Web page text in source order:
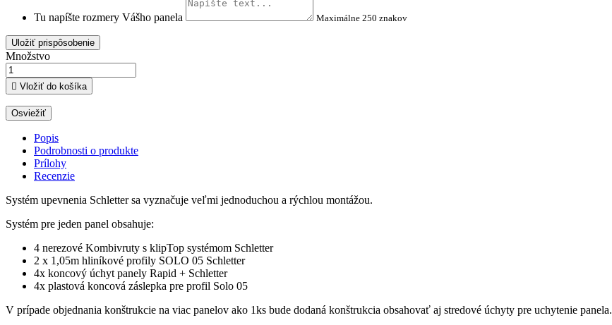
Tu napíšte rozmery Vášho panela Maximálne 250 znakov
Uložiť prispôsobenie
Množstvo
 Vložiť do košíka
Popis
Podrobnosti o produkte
Prílohy
Recenzie
Systém upevnenia Schletter sa vyznačuje veľmi jednoduchou a rýchlou montážou.
Systém pre jeden panel obsahuje:
4 nerezové Kombivruty s klipTop systémom Schletter
2 x 1,05m hliníkové profily SOLO 05 Schletter
4x koncový úchyt panely Rapid + Schletter
4x plastová koncová záslepka pre profil Solo 05
V prípade objednania konštrukcie na viac panelov ako 1ks bude dodaná konštrukcia obsahovať aj stredové úchyty pre uchytenie panela.